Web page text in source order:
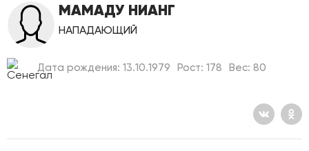
МАМАДУ НИАНГ
НАПАДАЮЩИЙ
Дата рождения: 13.10.1979 Рост: 178 Вес: 80